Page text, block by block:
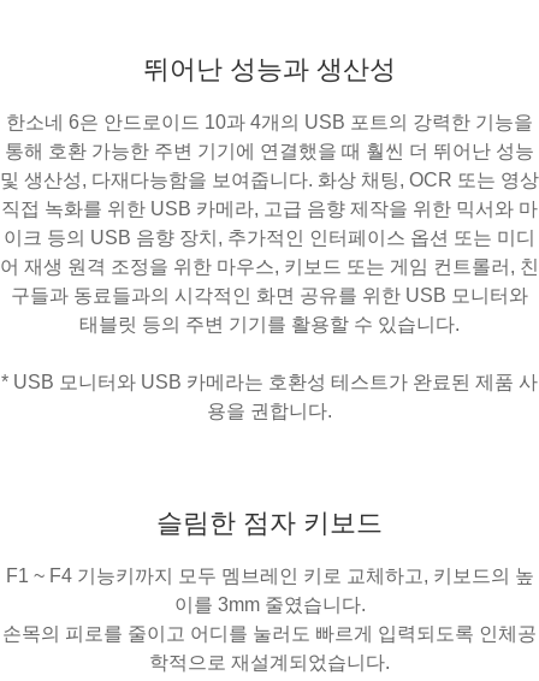
뛰어난 성능과 생산성
한소네 6은 안드로이드 10과 4개의 USB 포트의 강력한 기능을
통해 호환 가능한 주변 기기에 연결했을 때 훨씬 더 뛰어난 성능
및 생산성, 다재다능함을 보여줍니다. 화상 채팅, OCR 또는 영상
직접 녹화를 위한 USB 카메라, 고급 음향 제작을 위한 믹서와 마
이크 등의 USB 음향 장치, 추가적인 인터페이스 옵션 또는 미디
어 재생 원격 조정을 위한 마우스, 키보드 또는 게임 컨트롤러, 친
구들과 동료들과의 시각적인 화면 공유를 위한 USB 모니터와
태블릿 등의 주변 기기를 활용할 수 있습니다.
* USB 모니터와 USB 카메라는 호환성 테스트가 완료된 제품 사
용을 권합니다.
슬림한 점자 키보드
F1 ~ F4 기능키까지 모두 멤브레인 키로 교체하고, 키보드의 높
이를 3mm 줄였습니다.
손목의 피로를 줄이고 어디를 눌러도 빠르게 입력되도록 인체공
학적으로 재설계되었습니다.